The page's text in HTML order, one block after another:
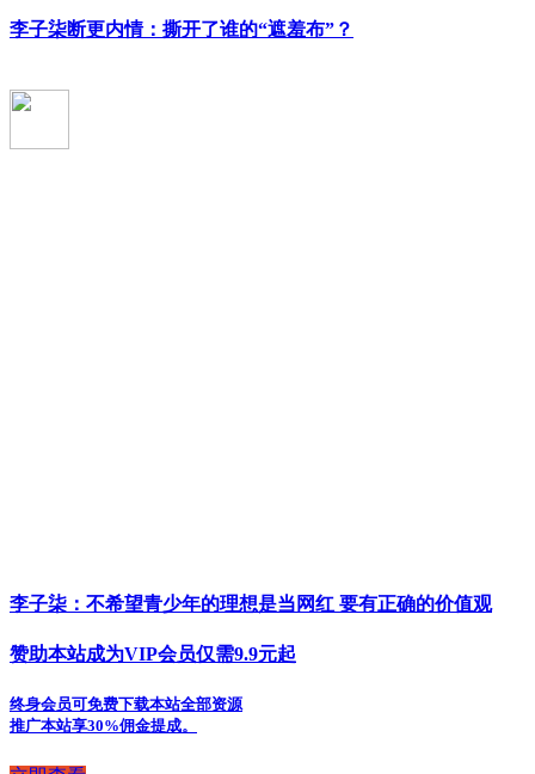
李子柒断更内情：撕开了谁的“遮羞布”？
李子柒：不希望青少年的理想是当网红 要有正确的价值观
赞助本站成为VIP会员仅需9.9元起
终身会员可免费下载本站全部资源
推广本站享30%佣金提成。